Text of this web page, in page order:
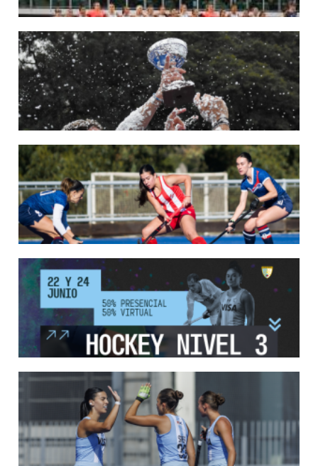
22/05/2026
LAS LEONAS CONVOCADAS PARA LA VENTANA EUROPEA DE P...
En junio, el seleccionado nacional disputará las últimas dos ventanas de Pro
League 2025-26 en Bélgica e Inglaterra.
18/05/2026
SE DEFINIERON LOS CAMPEONES DE LA PRIMERA FASE DE ...
Del 13 al 17 de mayo se llevó a cabo el torneo que reúne a los mejores clubes del
país.
LEER MÁS
13/05/2026
EN MARCHA LA PRIMERA FASE DE LA SUPERLIGA DE HOCKE...
Del 13 al 17 de mayo los mejores clubes del país se enfrentan durante 5 días en
todo el territorio nacional
LEER MÁS
12/05/2026
INSCRIPCIONES ABIERTAS AL CURSO DE TÉCNICO NACIONA...
Del 11 al 15 de mayo se realizará el período de pre-inscripción.